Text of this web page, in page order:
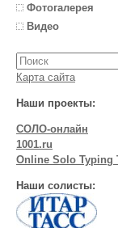
Фотогалерея
Видео
Карта сайта
Наши проекты:
СОЛО-онлайн
1001.ru
Online Solo Typing
Наши солисты: